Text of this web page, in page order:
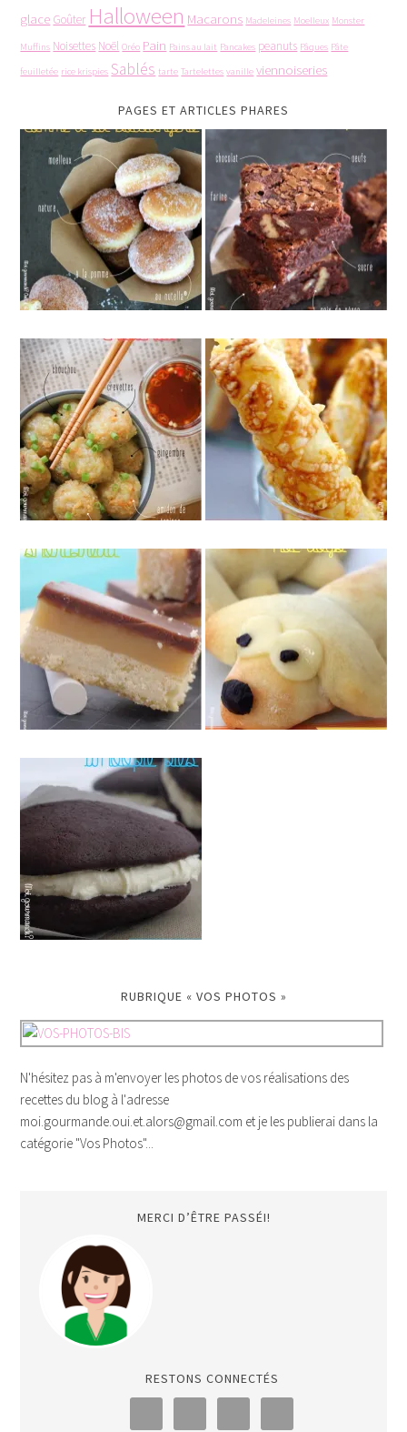
glace Goûter Halloween Macarons Madeleines Moelleux Monster
Muffins Noisettes Noël Oréo Pain Pains au lait Pancakes peanuts Pâques Pâte
feuilletée rice krispies Sablés tarte Tartelettes vanille viennoiseries
PAGES ET ARTICLES PHARES
RUBRIQUE « VOS PHOTOS »
N'hésitez pas à m'envoyer les photos de vos réalisations des
recettes du blog à l'adresse
moi.gourmande.oui.et.alors@gmail.com et je les publierai dans la
catégorie "Vos Photos"...
MERCI D’ÊTRE PASSÉI!
RESTONS CONNECTÉS